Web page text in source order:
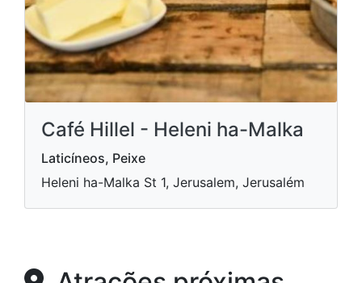
Café Hillel - Heleni ha-Malka
Laticíneos, Peixe
Heleni ha-Malka St 1, Jerusalem, Jerusalém